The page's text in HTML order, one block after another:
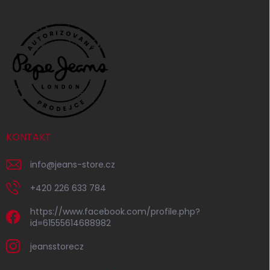
KONTAKT
info@jeans-store.cz
+420 226 633 784
https://www.facebook.com/profile.php?
id=61555614688982
jeansstorecz